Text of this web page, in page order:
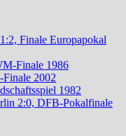
Finale Europapokal
Finale 1986
2002
1982
2:0, DFB-Pokalfinale